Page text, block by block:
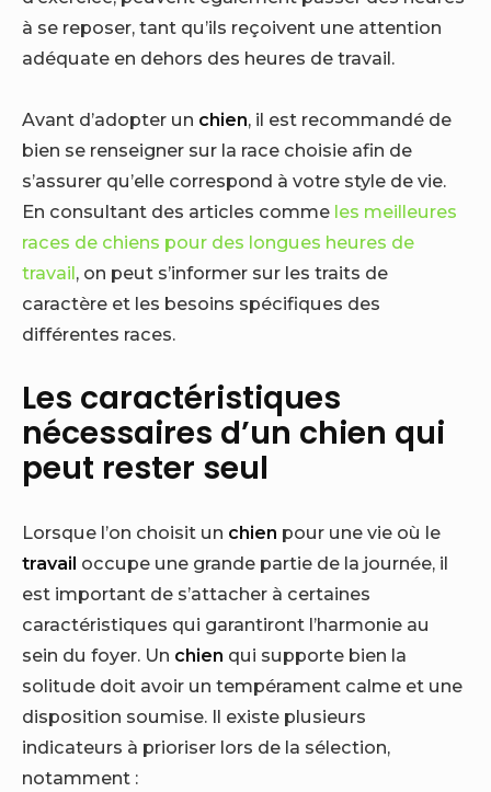
à se reposer, tant qu’ils reçoivent une attention
adéquate en dehors des heures de travail.
Avant d’adopter un chien, il est recommandé de
bien se renseigner sur la race choisie afin de
s’assurer qu’elle correspond à votre style de vie.
En consultant des articles comme les meilleures
races de chiens pour des longues heures de
travail, on peut s’informer sur les traits de
caractère et les besoins spécifiques des
différentes races.
Les caractéristiques
nécessaires d’un chien qui
peut rester seul
Lorsque l’on choisit un chien pour une vie où le
travail occupe une grande partie de la journée, il
est important de s’attacher à certaines
caractéristiques qui garantiront l’harmonie au
sein du foyer. Un chien qui supporte bien la
solitude doit avoir un tempérament calme et une
disposition soumise. Il existe plusieurs
indicateurs à prioriser lors de la sélection,
notamment :